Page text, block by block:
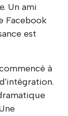
Un ami
Facebook
est
à